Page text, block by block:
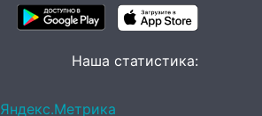
Наша статистика: